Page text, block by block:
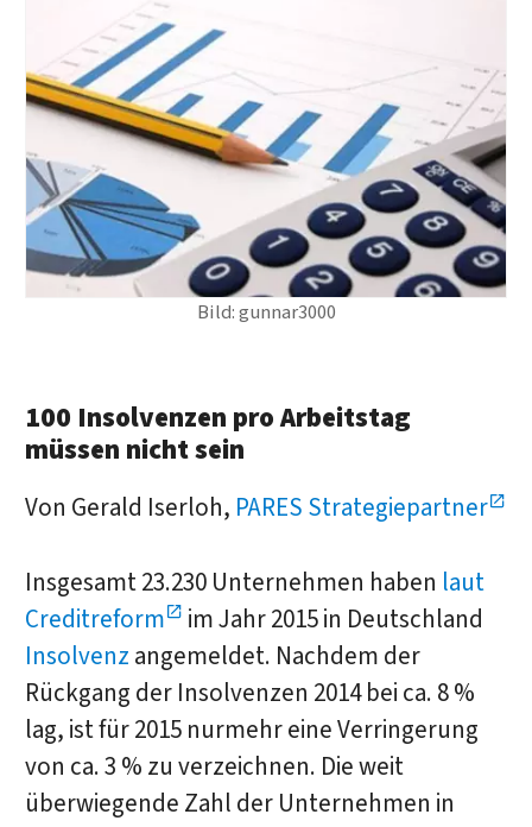
Bild: gunnar3000
100 Insolvenzen pro Arbeitstag
müssen nicht sein
Von Gerald Iserloh, PARES Strategiepartner
Insgesamt 23.230 Unternehmen haben laut
Creditreform
im Jahr 2015 in Deutschland
Insolvenz angemeldet. Nachdem der
Rückgang der Insolvenzen 2014 bei ca. 8 %
lag, ist für 2015 nurmehr eine Verringerung
von ca. 3 % zu verzeichnen. Die weit
überwiegende Zahl der Unternehmen in